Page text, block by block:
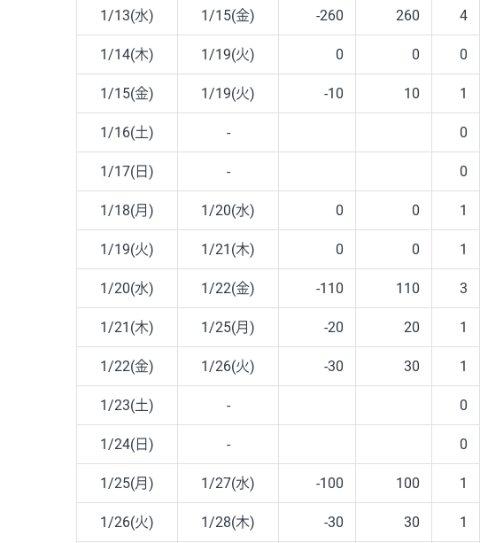
1/13(水) 1/15(金) -260 260 4
1/14(木) 1/19(火) 0 0 0
1/15(金) 1/19(火) -10 10 1
1/16(土) - 0
1/17(日) - 0
1/18(月) 1/20(水) 0 0 1
1/19(火) 1/21(木) 0 0 1
1/20(水) 1/22(金) -110 110 3
1/21(木) 1/25(月) -20 20 1
1/22(金) 1/26(火) -30 30 1
1/23(土) - 0
1/24(日) - 0
1/25(月) 1/27(水) -100 100 1
1/26(火) 1/28(木) -30 30 1